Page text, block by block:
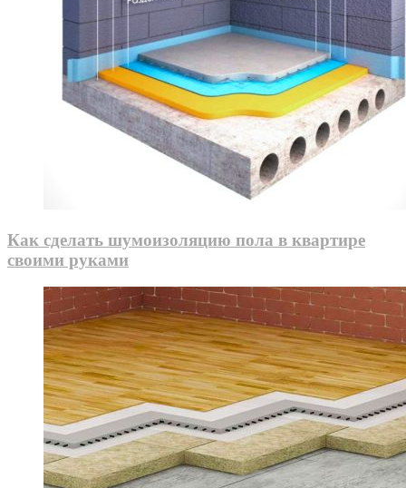
Как сделать шумоизоляцию пола в квартире
своими руками